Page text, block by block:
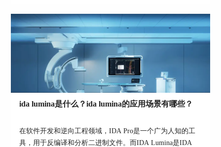
在用ida软件”这一主题，并进一步介绍常用的逆向工程软
件。...
ida lumina是什么？ida lumina的应用场景有哪些？
在软件开发和逆向工程领域，IDA Pro是一个广为人知的工
具，用于反编译和分析二进制文件。而IDA Lumina是IDA